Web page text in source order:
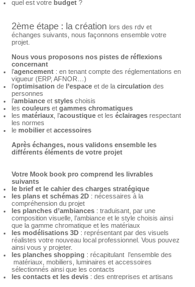
quel est votre budget ?
2ème étape : la création lors des rdv et
échanges suivants, nous façonnons ensemble votre
projet.
Nous vous proposons nos pistes de réflexions
concernant
l’agencement : en tenant compte des réglementations en
vigueur (ERP, AFNOR…)
l’optimisation de l’espace et de la circulation des
personnes
l’ambiance et styles choisis
les couleurs et gammes chromatiques
les matériaux , l’acoustique et les éclairages respectant
les normes
le mobilier et accessoires
Après échanges, nous validons ensemble les
différents éléments de votre projet
Votre Mook book pro comprend les livrables
suivants
le brief et le cahier des charges stratégique
les plans et schémas 2D : nécessaires à la
compréhension du projet
les planches d’ambiances : traduisant, par une
composition visuelle, l’ambiance et le style choisis ainsi
que la gamme chromatique et les matériaux
les modélisations 3D : représentant par des visuels
réalistes votre nouveau local professionnel. Vous pouvez
ainsi vous y projeter.
les planches shopping : récapitulant l’ensemble des
matériaux, mobiliers, luminaires et accessoires
sélectionnés ainsi que les contacts
les contacts et les devis : des entreprises et artisans